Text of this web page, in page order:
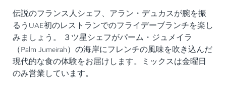
伝説のフランス人シェフ、アラン・デュカスが腕を振
るうUAE初のレストランでのフライデーブランチを楽し
みましょう。 ３ツ星シェフがパーム・ジュメイラ
（Palm Jumeirah）の海岸にフレンチの風味を吹き込んだ
現代的な食の体験をお届けします。ミックスは金曜日
のみ営業しています。